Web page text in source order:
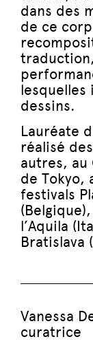
dans des
de ce
lesquelles
dessins.
Lauréate
réalisé
autres, au
de Tokyo,
festivals
l’Aquila
Bratislava
Vanessa
curatrice